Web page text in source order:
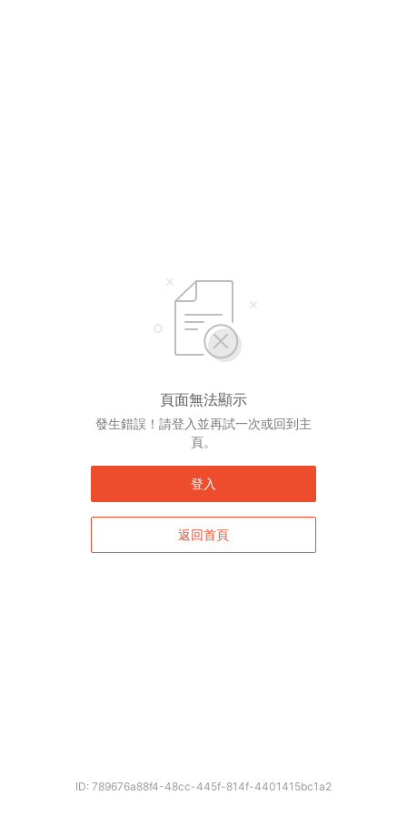
頁面無法顯示
發生錯誤！請登入並再試一次或回到主
頁。
登入
返回首頁
ID: 789676a88f4-48cc-445f-814f-4401415bc1a2